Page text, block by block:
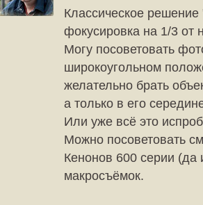
Классическое
фокусировка на 1/3 от
Могу посоветовать
широкоугольном
желательно брать
а только в его
Или уже всё это
Можно посоветовать
Кенонов 600 серии
макросъёмок.